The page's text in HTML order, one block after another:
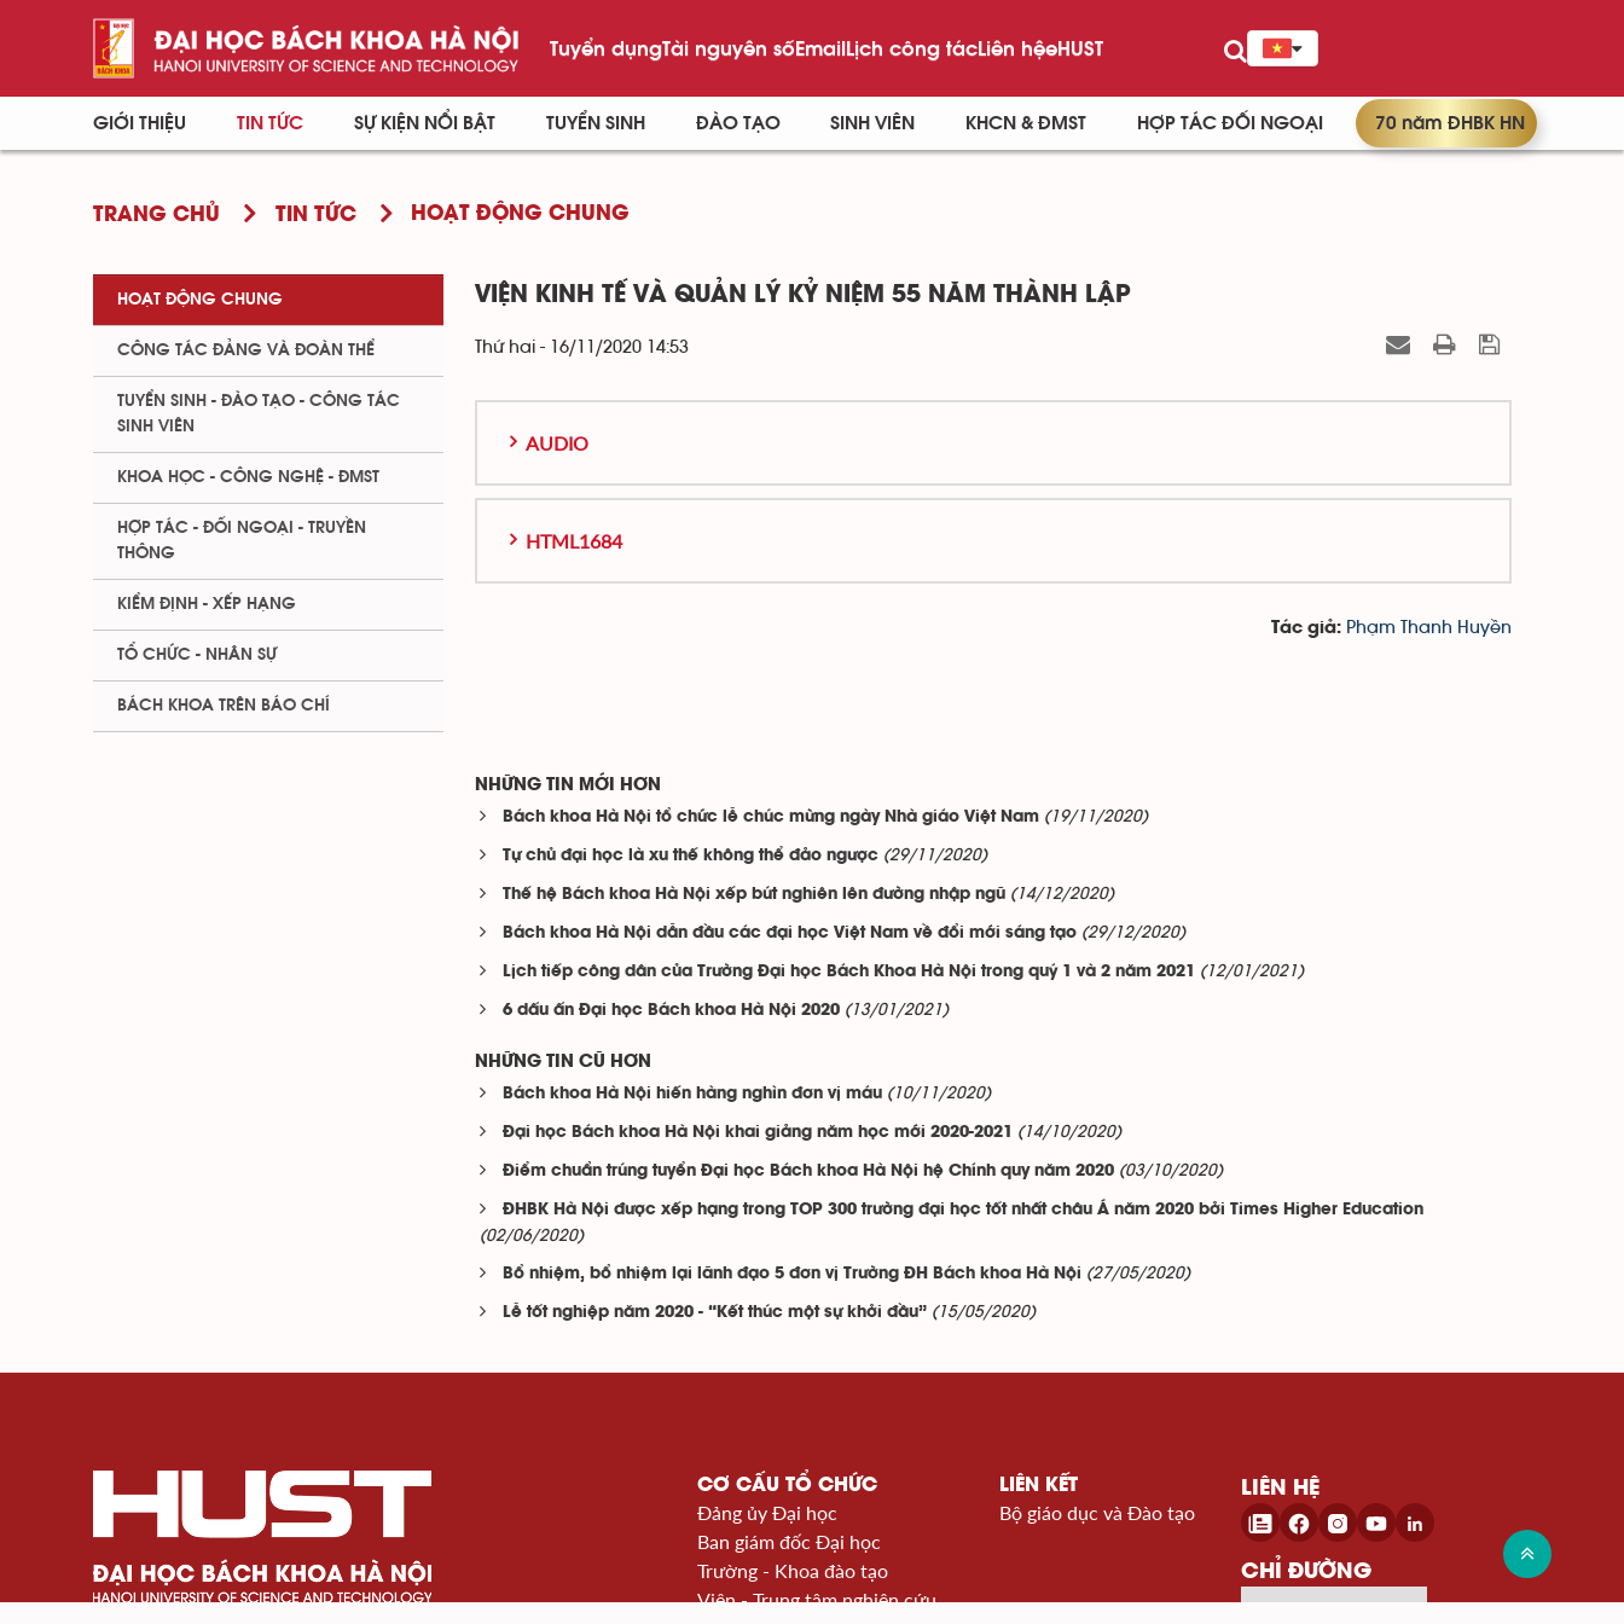
Tuyển dụngTài nguyên sốEmailLịch công tácLiên hệeHUST
GIỚI THIỆU TIN TỨC SỰ KIỆN NỔI BẬT TUYỂN SINH ĐÀO TẠO SINH VIÊN KHCN & ĐMST HỢP TÁC ĐỐI NGOẠI 70 năm ĐHBK HN
TRANG CHỦ TIN TỨC HOẠT ĐỘNG CHUNG
VIỆN KINH TẾ VÀ QUẢN LÝ KỶ NIỆM 55 NĂM THÀNH LẬP
Thứ hai - 16/11/2020 14:53
AUDIO
HTML1684
Tác giả: Phạm Thanh Huyền
NHỮNG TIN MỚI HƠN
Bách khoa Hà Nội tổ chức lễ chúc mừng ngày Nhà giáo Việt Nam (19/11/2020)
Tự chủ đại học là xu thế không thể đảo ngược (29/11/2020)
Thế hệ Bách khoa Hà Nội xếp bút nghiên lên đường nhập ngũ (14/12/2020)
Bách khoa Hà Nội dẫn đầu các đại học Việt Nam về đổi mới sáng tạo (29/12/2020)
Lịch tiếp công dân của Trường Đại học Bách Khoa Hà Nội trong quý 1 và 2 năm 2021 (12/01/2021)
6 dấu ấn Đại học Bách khoa Hà Nội 2020 (13/01/2021)
NHỮNG TIN CŨ HƠN
Bách khoa Hà Nội hiến hàng nghìn đơn vị máu (10/11/2020)
Đại học Bách khoa Hà Nội khai giảng năm học mới 2020-2021 (14/10/2020)
Điểm chuẩn trúng tuyển Đại học Bách khoa Hà Nội hệ Chính quy năm 2020 (03/10/2020)
ĐHBK Hà Nội được xếp hạng trong TOP 300 trường đại học tốt nhất châu Á năm 2020 bởi Times Higher Education
(02/06/2020)
Bổ nhiệm, bổ nhiệm lại lãnh đạo 5 đơn vị Trường ĐH Bách khoa Hà Nội (27/05/2020)
Lễ tốt nghiệp năm 2020 - “Kết thúc một sự khởi đầu” (15/05/2020)
HOẠT ĐỘNG CHUNG
CÔNG TÁC ĐẢNG VÀ ĐOÀN THỂ
TUYỂN SINH - ĐÀO TẠO - CÔNG TÁC
SINH VIÊN
KHOA HỌC - CÔNG NGHỆ - ĐMST
HỢP TÁC - ĐỐI NGOẠI - TRUYỀN
THÔNG
KIỂM ĐỊNH - XẾP HẠNG
TỔ CHỨC - NHÂN SỰ
BÁCH KHOA TRÊN BÁO CHÍ
CƠ CẤU TỔ CHỨC
Đảng ủy Đại học
Ban giám đốc Đại học
Trường - Khoa đào tạo
Viện - Trung tâm nghiên cứu
LIÊN KẾT
Bộ giáo dục và Đào tạo
LIÊN HỆ
CHỈ ĐƯỜNG